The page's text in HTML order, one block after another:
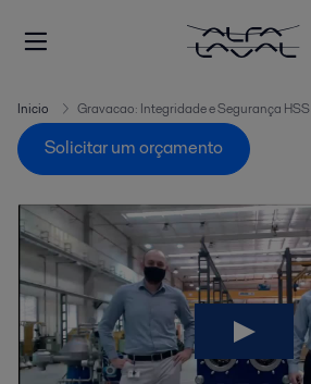
Inicio Gravacao: Integridade e Segurança HSS
Solicitar um orçamento